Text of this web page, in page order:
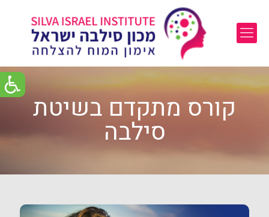
קורס מתקדם בשיטת
סילבה